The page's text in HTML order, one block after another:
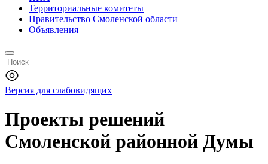
Территориальные комитеты
Правительство Смоленской области
Объявления
Версия для слабовидящих
Проекты решений
Смоленской районной Думы